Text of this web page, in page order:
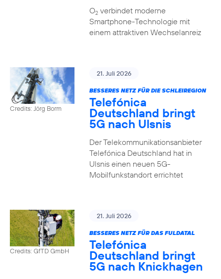
O2verbindet moderne
Smartphone-Technologie mit
einem attraktiven Wechselanreiz
Credits: Jörg Borm
21. Juli 2026
BESSERES NETZ FÜR DIE SCHLEIREGION
Telefónica
Deutschland bringt
5G nach Ulsnis
Der Telekommunikationsanbieter
Telefónica Deutschland hat in
Ulsnis einen neuen 5G-
Mobilfunkstandort errichtet
Credits: GfTD GmbH
21. Juli 2026
BESSERES NETZ FÜR DAS FULDATAL
Telefónica
Deutschland bringt
5G nach Knickhagen